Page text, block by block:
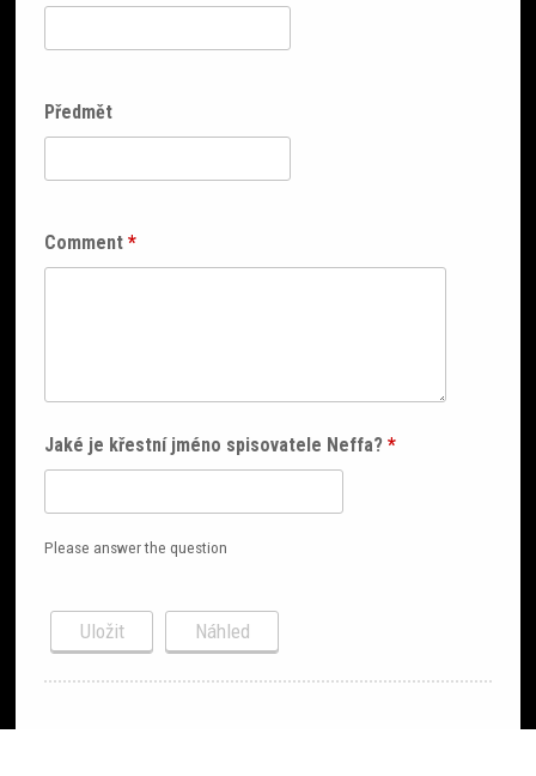
Předmět
Comment*
Jaké je křestní jméno spisovatele Neffa?*
Please answer the question